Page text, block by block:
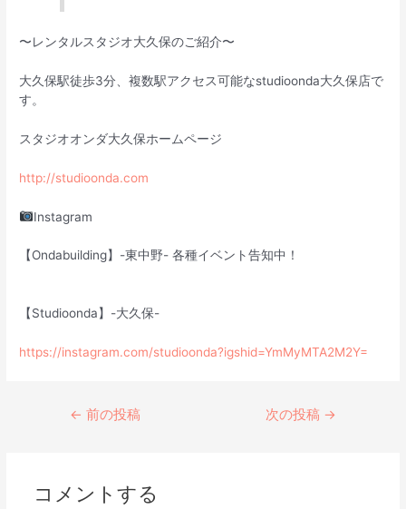
〜レンタルスタジオ大久保のご紹介〜
大久保駅徒歩3分、複数駅アクセス可能なstudioonda大久保店で
す。
スタジオオンダ大久保ホームページ
http://studioonda.com
Instagram
【Ondabuilding】-東中野- 各種イベント告知中！
【Studioonda】-大久保-
https://instagram.com/studioonda?igshid=YmMyMTA2M2Y=
← 前の投稿 次の投稿 →
コメントする